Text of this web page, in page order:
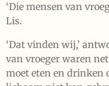
‘Die mensen van
Lis.
‘Dat vinden wij,’
van vroeger waren
moet eten en drinken